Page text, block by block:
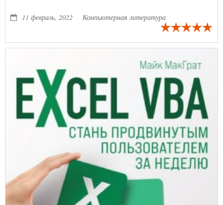
11 февраль, 2022
Компьютерная литература